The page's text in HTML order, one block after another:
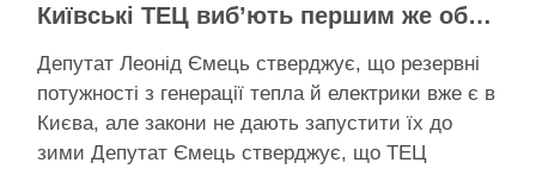
Київські ТЕЦ виб’ють першим же обстрілом, План стійкості не спрацює – депутат Київради Ємець
Депутат Леонід Ємець стверджує, що резервні
потужності з генерації тепла й електрики вже є в
Києва, але закони не дають запустити їх до
зими Депутат Ємець стверджує, що ТЕЦ